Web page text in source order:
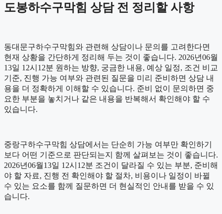
도봉하수구막힘 상담 전 정리할 사항
동대문구하수구막힘와 관련해 상담이나 문의를 고려한다면
현재 상황을 간단하게 정리해 두는 것이 좋습니다. 2026년06월
13일 12시12분 원하는 방향, 궁금한 내용, 예상 일정, 조건 비교
기준, 진행 가능 여부와 관련된 질문을 미리 준비하면 상담 내
용을 더 정확하게 이해할 수 있습니다. 준비 없이 문의하면 중
요한 부분을 놓치거나 같은 내용을 반복해서 확인해야 할 수
있습니다.
중랑구하수구막힘 상담에서는 단순히 가능 여부만 확인하기
보다 어떤 기준으로 판단되는지 함께 살펴보는 것이 좋습니다.
2026년06월13일 12시12분 조건이 달라질 수 있는 부분, 준비해
야 할 자료, 진행 전 확인해야 할 절차, 비용이나 일정이 바뀔
수 있는 요소를 함께 질문하면 더 현실적인 안내를 받을 수 있
습니다.